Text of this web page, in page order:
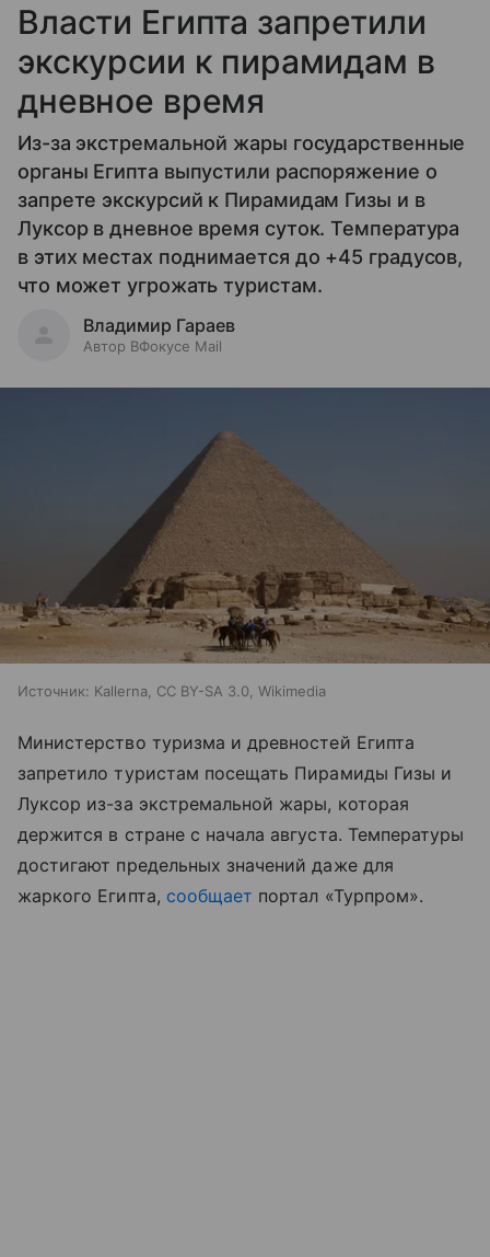
Власти Египта запретили
экскурсии к пирамидам в
дневное время
Из-за экстремальной жары государственные
органы Египта выпустили распоряжение о
запрете экскурсий к Пирамидам Гизы и в
Луксор в дневное время суток. Температура
в этих местах поднимается до +45 градусов,
что может угрожать туристам.
Владимир Гараев
Автор ВФокусе Mail
Источник: Kallerna, CC BY-SA 3.0, Wikimedia
Министерство туризма и древностей Египта
запретило туристам посещать Пирамиды Гизы и
Луксор из-за экстремальной жары, которая
держится в стране с начала августа. Температуры
достигают предельных значений даже для
жаркого Египта, сообщает портал «Турпром».